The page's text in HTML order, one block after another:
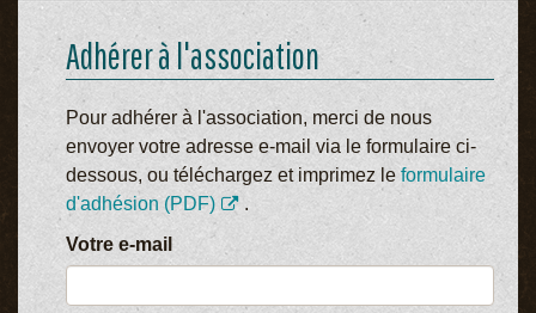
Adhérer à l'association
Pour adhérer à l'association, merci de nous
envoyer votre adresse e-mail via le formulaire ci-
dessous, ou téléchargez et imprimez le formulaire
d'adhésion (PDF)
.
Votre e-mail